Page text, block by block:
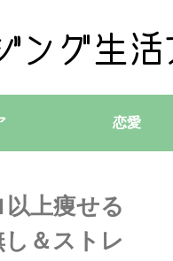
恋愛
以上痩せる
＆ストレ